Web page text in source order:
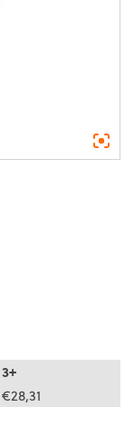
3+
€28,31